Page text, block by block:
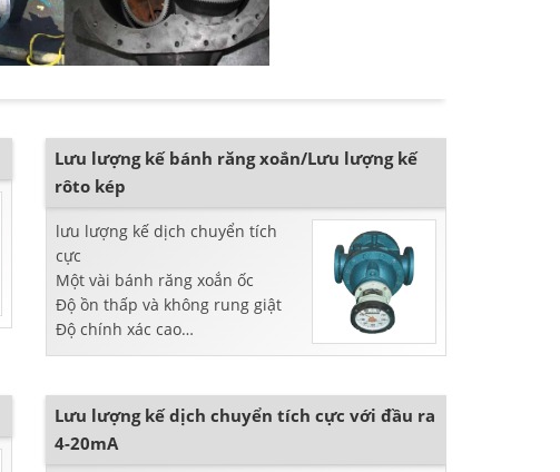
Lưu lượng kế bánh răng xoắn/Lưu lượng kế
rôto kép
lưu lượng kế dịch chuyển tích
cực
Một vài bánh răng xoắn ốc
Độ ồn thấp và không rung giật
Độ chính xác cao
Dùng cho dầu thô, nhiên liệu
Lưu lượng kế dịch chuyển tích cực với đầu ra
4-20mA